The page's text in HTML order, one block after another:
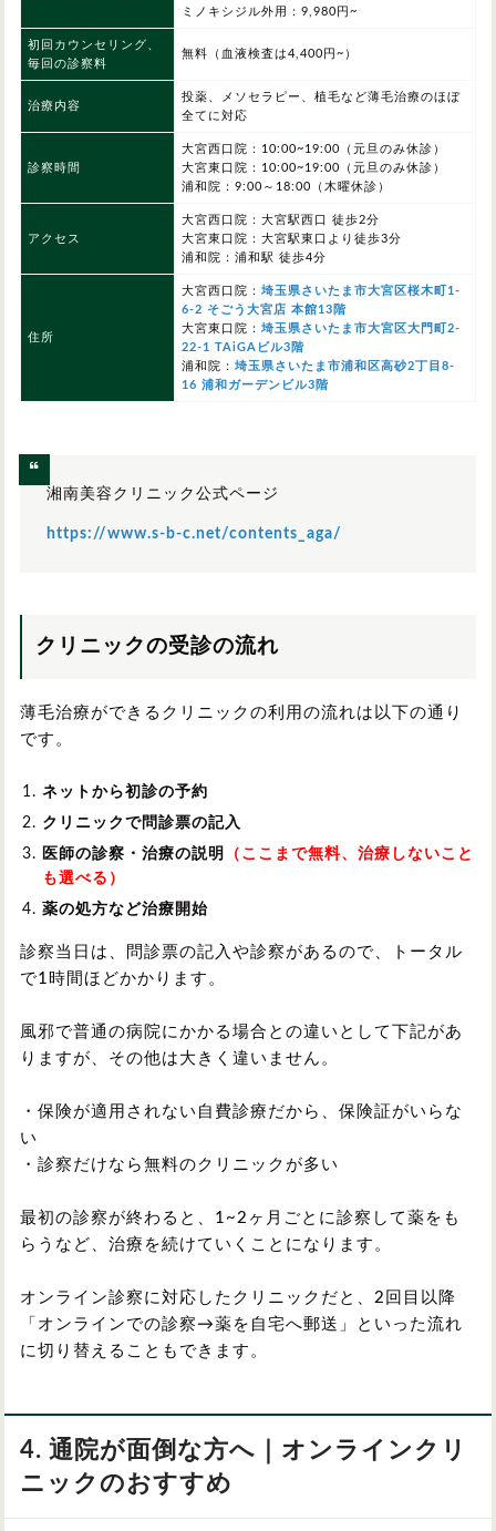
ミノキシジル外用：9,980円~
初回カウンセリング、
毎回の診察料
無料（血液検査は4,400円~）
治療内容
投薬、メソセラピー、植毛など薄毛治療のほぼ
全てに対応
診察時間
大宮西口院：10:00~19:00（元旦のみ休診）
大宮東口院：10:00~19:00（元旦のみ休診）
浦和院：9:00～18:00（木曜休診）
アクセス
大宮西口院：大宮駅西口 徒歩2分
大宮東口院：大宮駅東口より徒歩3分
浦和院：浦和駅 徒歩4分
住所
大宮西口院： 埼玉県さいたま市大宮区桜木町1-
6-2 そごう大宮店 本館13階
大宮東口院： 埼玉県さいたま市大宮区大門町2-
22-1 TAiGAビル3階
浦和院： 埼玉県さいたま市浦和区高砂2丁目8-
16 浦和ガーデンビル3階
湘南美容クリニック公式ページ
https://www.s-b-c.net/contents_aga/
クリニックの受診の流れ
薄毛治療ができるクリニックの利用の流れは以下の通り
です。
ネットから初診の予約
クリニックで問診票の記入
医師の診察・治療の説明
（ここまで無料、治療しないこと
も選べる）
薬の処方など治療開始
診察当日は、問診票の記入や診察があるので、トータル
で1時間ほどかかります。
風邪で普通の病院にかかる場合との違いとして下記があ
りますが、その他は大きく違いません。
・保険が適用されない自費診療だから、保険証がいらな
い
・診察だけなら無料のクリニックが多い
最初の診察が終わると、1~2ヶ月ごとに診察して薬をも
らうなど、治療を続けていくことになります。
オンライン診察に対応したクリニックだと、2回目以降
「オンラインでの診察→薬を自宅へ郵送」といった流れ
に切り替えることもできます。
4. 通院が面倒な方へ｜オンラインクリ
ニックのおすすめ